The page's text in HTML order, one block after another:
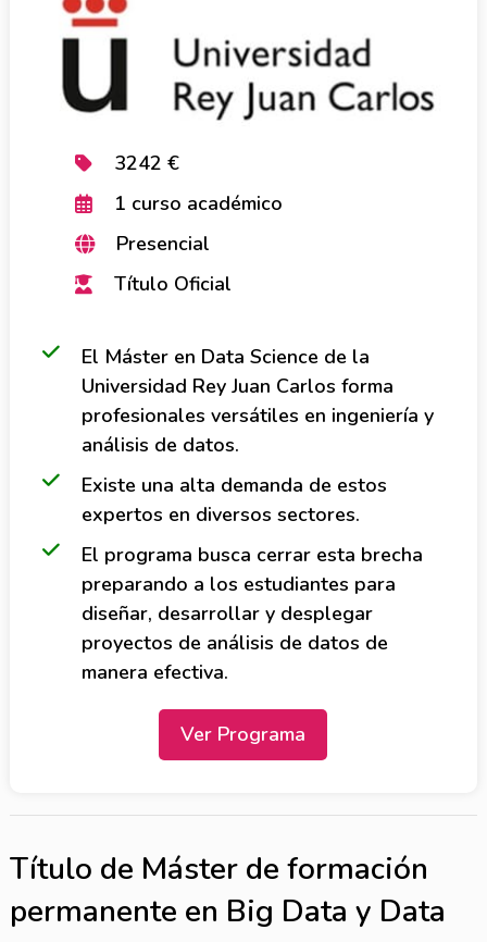
3242 €
1 curso académico
Presencial
Título Oficial
El Máster en Data Science de la
Universidad Rey Juan Carlos forma
profesionales versátiles en ingeniería y
análisis de datos.
Existe una alta demanda de estos
expertos en diversos sectores.
El programa busca cerrar esta brecha
preparando a los estudiantes para
diseñar, desarrollar y desplegar
proyectos de análisis de datos de
manera efectiva.
Ver Programa
Título de Máster de formación
permanente en Big Data y Data